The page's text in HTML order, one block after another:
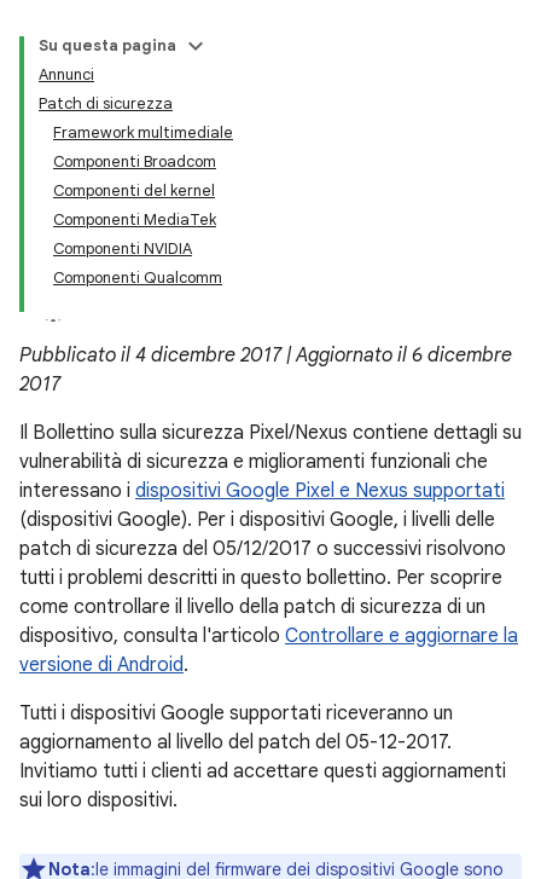
Su questa pagina
Annunci
Patch di sicurezza
Framework multimediale
Componenti Broadcom
Componenti del kernel
Componenti MediaTek
Componenti NVIDIA
Componenti Qualcomm
Pubblicato il 4 dicembre 2017 | Aggiornato il 6 dicembre
2017
Il Bollettino sulla sicurezza Pixel/Nexus contiene dettagli su
vulnerabilità di sicurezza e miglioramenti funzionali che
interessano i dispositivi Google Pixel e Nexus supportati
(dispositivi Google). Per i dispositivi Google, i livelli delle
patch di sicurezza del 05/12/2017 o successivi risolvono
tutti i problemi descritti in questo bollettino. Per scoprire
come controllare il livello della patch di sicurezza di un
dispositivo, consulta l'articolo Controllare e aggiornare la
versione di Android.
Tutti i dispositivi Google supportati riceveranno un
aggiornamento al livello del patch del 05-12-2017.
Invitiamo tutti i clienti ad accettare questi aggiornamenti
sui loro dispositivi.
Nota:le immagini del firmware dei dispositivi Google sono